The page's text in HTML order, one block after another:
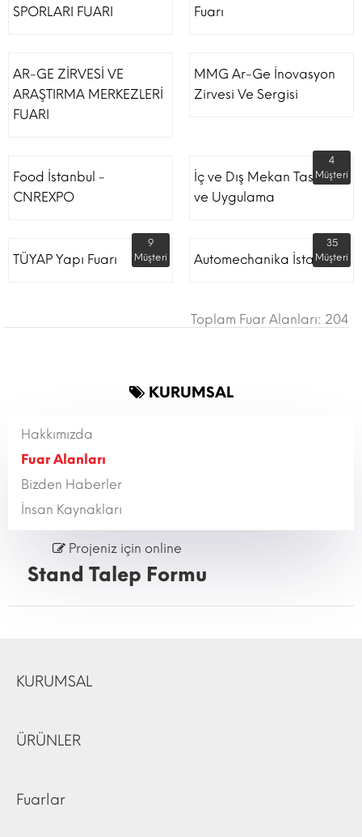
SPORLARI FUARI
Fuarı
AR-GE ZİRVESİ VE
ARAŞTIRMA MERKEZLERİ
FUARI
MMG Ar-Ge İnovasyon
Zirvesi Ve Sergisi
Food İstanbul -
CNREXPO
İç ve Dış Mekan Tasarım
ve Uygulama
4
Müşteri
TÜYAP Yapı Fuarı
9
Müşteri
Automechanika İstanbul
35
Müşteri
Toplam Fuar Alanları: 204
KURUMSAL
Hakkımızda
Fuar Alanları
Bizden Haberler
İnsan Kaynakları
Projeniz için online
Stand Talep Formu
KURUMSAL
ÜRÜNLER
Fuarlar